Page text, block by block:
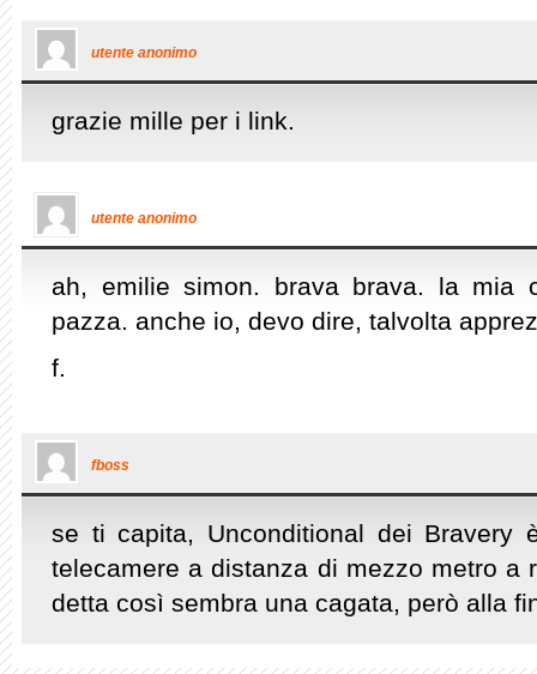
utente anonimo
grazie mille per i link.
utente anonimo
ah, emilie simon. brava brava. la mia
pazza. anche io, devo dire, talvolta
f.
fboss
se ti capita, Unconditional dei
telecamere a distanza di mezzo metro
detta così sembra una cagata, però alla